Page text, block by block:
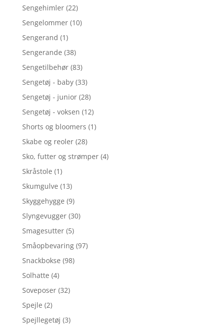
Sengehimler (22)
Sengelommer (10)
Sengerand (1)
Sengerande (38)
Sengetilbehør (83)
Sengetøj - baby (33)
Sengetøj - junior (28)
Sengetøj - voksen (12)
Shorts og bloomers (1)
Skabe og reoler (28)
Sko, futter og strømper (4)
Skråstole (1)
Skumgulve (13)
Skyggehygge (9)
Slyngevugger (30)
Smagesutter (5)
Småopbevaring (97)
Snackbokse (98)
Solhatte (4)
Soveposer (32)
Spejle (2)
Spejllegetøj (3)